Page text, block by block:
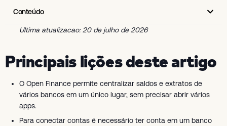
Conteúdo
Ultima atualizacao: 20 de julho de 2026
Principais lições deste artigo
O Open Finance permite centralizar saldos e extratos de
vários bancos em um único lugar, sem precisar abrir vários
apps.
Para conectar contas é necessário ter conta em um banco